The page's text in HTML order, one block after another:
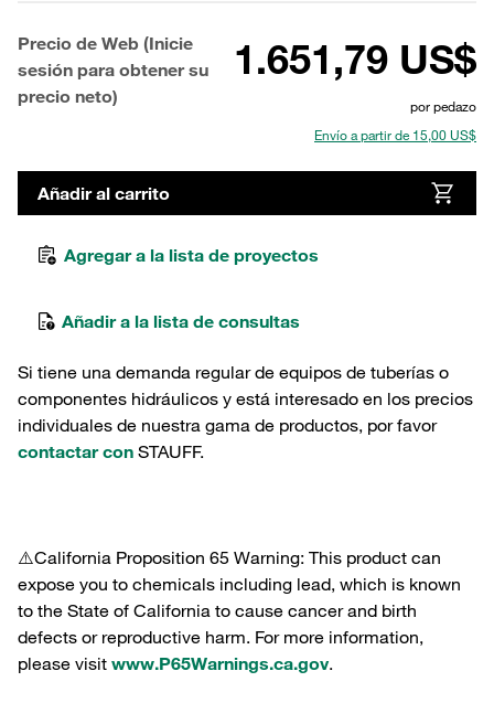
Precio de Web (Inicie
sesión para obtener su
precio neto)
1.651,79 US$
por pedazo
Envío a partir de 15,00 US$
Añadir al carrito
Agregar a la lista de proyectos
Añadir a la lista de consultas
Si tiene una demanda regular de equipos de tuberías o
componentes hidráulicos y está interesado en los precios
individuales de nuestra gama de productos, por favor
contactar con STAUFF.
⚠️California Proposition 65 Warning: This product can
expose you to chemicals including lead, which is known
to the State of California to cause cancer and birth
defects or reproductive harm. For more information,
please visit www.P65Warnings.ca.gov.